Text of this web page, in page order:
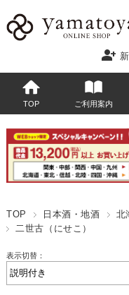
person_add
TOP ご利用案内
TOP 日本酒・地酒
北
二世古（にせこ）
表示切替：